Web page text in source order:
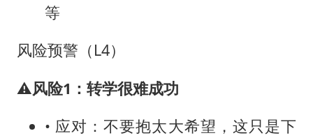
等
风险预警（L4）
⚠️风险1：转学很难成功
• 应对：不要抱太大希望，这只是下